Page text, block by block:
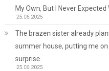
My Own, But I Never Expected
25.06.2025
The brazen sister already
summer house, putting me
surprise.
25.06.2025